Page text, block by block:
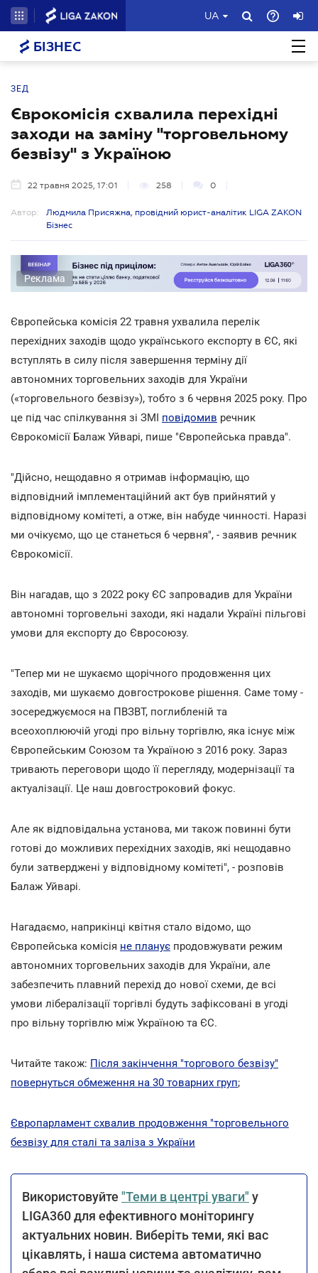
UA
БІЗНЕС
ЗЕД
Єврокомісія схвалила перехідні
заходи на заміну "торговельному
безвізу" з Україною
22 травня 2025, 17:01 258 0
Автор:
Людмила Присяжна, провідний юрист-аналітик LIGA ZAKON
Бізнес
Реклама
Європейська комісія 22 травня ухвалила перелік
перехідних заходів щодо українського експорту в ЄС, які
вступлять в силу після завершення терміну дії
автономних торговельних заходів для України
(«торговельного безвізу»), тобто з 6 червня 2025 року. Про
це під час спілкування зі ЗМІ повідомив речник
Єврокомісії Балаж Уйварі, пише "Європейська правда".
"Дійсно, нещодавно я отримав інформацію, що
відповідний імплементаційний акт був прийнятий у
відповідному комітеті, а отже, він набуде чинності. Наразі
ми очікуємо, що це станеться 6 червня", - заявив речник
Єврокомісії.
Він нагадав, що з 2022 року ЄС запровадив для України
автономні торговельні заходи, які надали Україні пільгові
умови для експорту до Євросоюзу.
"Тепер ми не шукаємо щорічного продовження цих
заходів, ми шукаємо довгострокове рішення. Саме тому -
зосереджуємося на ПВЗВТ, поглибленій та
всеохоплюючій угоді про вільну торгівлю, яка існує між
Європейським Союзом та Україною з 2016 року. Зараз
тривають переговори щодо її перегляду, модернізації та
актуалізації. Це наш довгостроковий фокус.
Але як відповідальна установа, ми також повинні бути
готові до можливих перехідних заходів, які нещодавно
були затверджені у відповідному комітеті", - розповів
Балаж Уйварі.
Нагадаємо, наприкінці квітня стало відомо, що
Європейська комісія не планує продовжувати режим
автономних торговельних заходів для України, але
забезпечить плавний перехід до нової схеми, де всі
умови лібералізації торгівлі будуть зафіксовані в угоді
про вільну торгівлю між Україною та ЄС.
Читайте також: Після закінчення "торгового безвізу"
повернуться обмеження на 30 товарних груп;
Європарламент схвалив продовження "торговельного
безвізу для сталі та заліза з України
Використовуйте "Теми в центрі уваги" у
LIGA360 для ефективного моніторингу
актуальних новин. Виберіть теми, які вас
цікавлять, і наша система автоматично